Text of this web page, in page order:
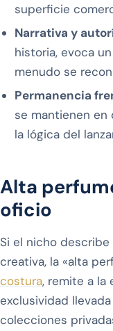
superficie
Narrativa y
historia, evoca
menudo se
Permanencia
se mantienen en
la lógica del
Alta
oficio
Si el nicho
creativa, la «alta
costura, remite a la
exclusividad
colecciones